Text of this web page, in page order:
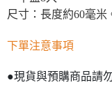
尺寸：長度約60毫米
下單注意事項
●現貨與預購商品請